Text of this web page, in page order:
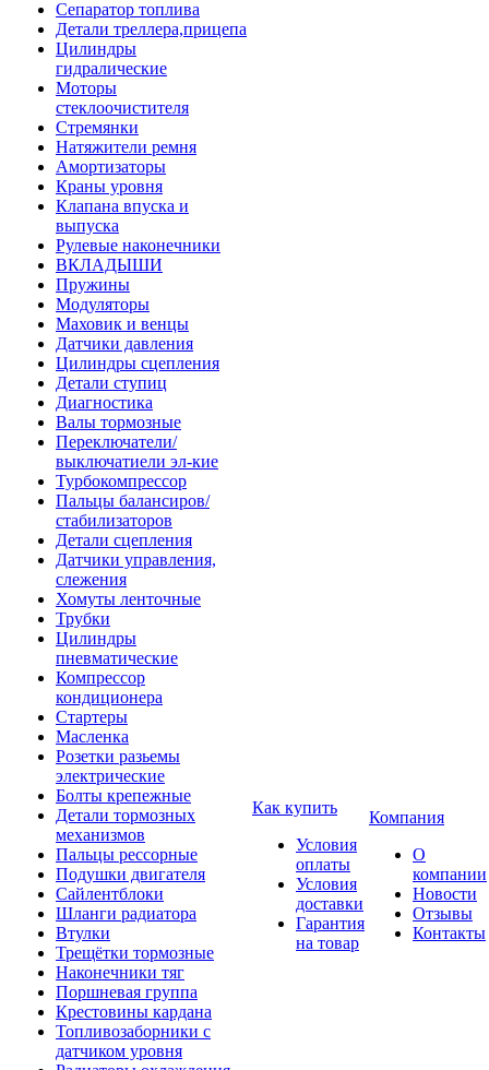
Сепаратор топлива
Детали треллера,прицепа
Цилиндры
гидралические
Моторы
стеклоочистителя
Стремянки
Натяжители ремня
Амортизаторы
Краны уровня
Клапана впуска и
выпуска
Рулевые наконечники
ВКЛАДЫШИ
Пружины
Модуляторы
Маховик и венцы
Датчики давления
Цилиндры сцепления
Детали ступиц
Диагностика
Валы тормозные
Переключатели/
выключатиели эл-кие
Турбокомпрессор
Пальцы балансиров/
стабилизаторов
Детали сцепления
Датчики управления,
слежения
Хомуты ленточные
Трубки
Цилиндры
пневматические
Компрессор
кондиционера
Стартеры
Масленка
Розетки разьемы
электрические
Болты крепежные
Детали тормозных
механизмов
Пальцы рессорные
Подушки двигателя
Сайлентблоки
Шланги радиатора
Втулки
Трещётки тормозные
Наконечники тяг
Поршневая группа
Крестовины кардана
Топливозаборники с
датчиком уровня
Как купить
Условия
оплаты
Условия
доставки
Гарантия
на товар
Компания
О
компании
Новости
Отзывы
Контакты